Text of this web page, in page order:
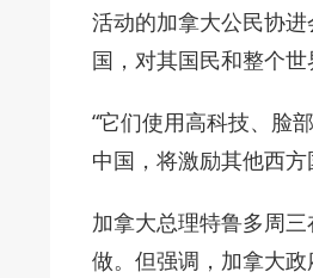
活动的加拿大公民协
国，对其国民和整个世
“它们使用高科技、脸
中国，将激励其他西
加拿大总理特鲁多周
做。但强调，加拿大